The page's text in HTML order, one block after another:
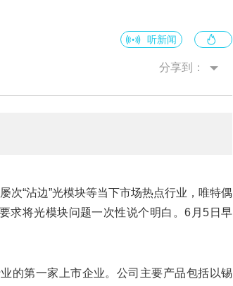
听新闻
分享到：
次“沾边”光模块等当下市场热点行业，唯特偶
求将光模块问题一次性说个明白。6月5日早
的第一家上市企业。公司主要产品包括以锡